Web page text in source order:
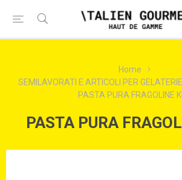
Home
SEMILAVORATI E ARTICOLI PER
PASTA PURA FRAGOLINE
PASTA PURA